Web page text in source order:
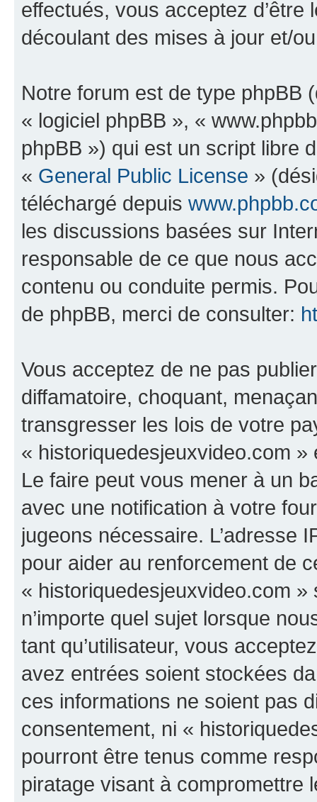
effectués, vous acceptez
découlant des mises à jour et/
Notre forum est de type phpBB
« logiciel phpBB », «
phpBB ») qui est un script libre
« General Public License »
téléchargé depuis
les discussions basées sur
responsable de ce que nous
contenu ou conduite permis.
de phpBB, merci de consulter:
Vous acceptez de ne pas
diffamatoire, choquant,
transgresser les lois de votre
« historiquedesjeuxvideo.com
Le faire peut vous mener à un
avec une notification à votre
jugeons nécessaire. L’adresse
pour aider au renforcement de
« historiquedesjeuxvideo.com
n’importe quel sujet lorsque
tant qu’utilisateur, vous
avez entrées soient stockées
ces informations ne soient pas
consentement, ni «
pourront être tenus comme
piratage visant à compromettre